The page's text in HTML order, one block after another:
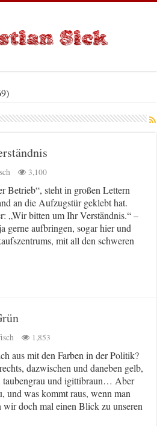
3,100
Betrieb“, steht in großen Lettern
an die Aufzugstür geklebt hat.
„Wir bitten um Ihr Verständnis.“ –
gerne aufbringen, sogar hier und
mit all den schweren
1,853
aus mit den Farben in der Politik?
dazwischen und daneben gelb,
taubengrau und igittibraun… Aber
und was kommt raus, wenn man
wir doch mal einen Blick zu unseren